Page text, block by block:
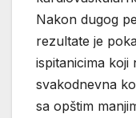
Nakon dugog
rezultate je
ispitanicima koji
svakodnevna
sa opštim